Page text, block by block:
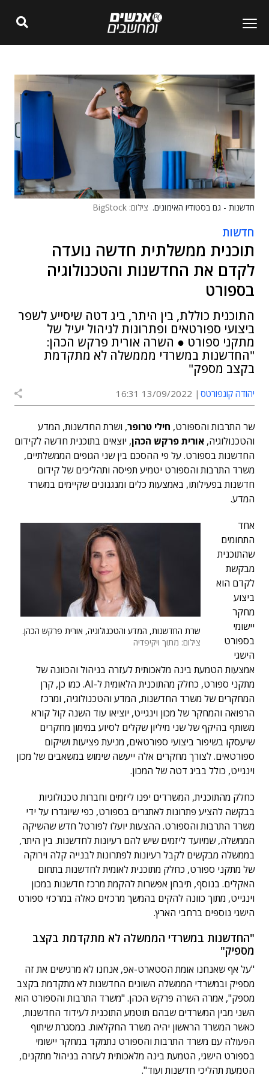
חדשנות - גם בסטודיו האימונים. צילום: BigStock
חדשות
תוכנית ממשלתית חדשה נועדה
לקדם את החדשנות והטכנולוגיה
בספורט
התוכנית כוללת, בין היתר, ביג דטה שיסייע לשפר
ביצועי ספורטאים ופתרונות לניהול יעיל של
מתקני ספורט ● השרה אורית פרקש הכהן:
"החדשנות במשרדי מממשלה לא מתקדמת
בקצב מספק"
יהודה קונפורטס 13/09/2022 16:31
שר התרבות והספורט, חילי טרופר, ושרת החדשנות, המדע
והטכנולוגיה, אורית פרקש הכהן, יוצאים בתוכנית חדשה לקידום
החדשנות בספורט. על פי ההסכם בין שני הגופים הממשלתיים,
משרד התרבות והספורט יטמיע תפיסה ותהליכים של קידום
חדשנות בפעילותו, באמצעות כלים ומנגנונים שקיימים במשרד
המדע.
שרת החדשנות, המדע והטכנולוגיה, אורית פרקש הכהן.
צילום: מתוך ויקיפדיה
אחד
התחומים
שהתוכנית
מבקשת
לקדם הוא
ביצוע
מחקר
יישומי
בספורט
הישגי
אמצעות הטמעת בינה מלאכותית לעזרה בניהול והכוונה של
מתקני ספורט, כחלק מהתוכנית הלאומית ל-AI. כמו כן, קרן
המחקרים של משרד החדשנות, המדע והטכנולוגיה, ומרכז
הרפואה והמחקר של מכון וינגייט, יוציאו עוד השנה קול קורא
משותף בהיקף של שני מיליון שקלים לסיוע במימון מחקרים
שיעסקו בשיפור ביצועי ספורטאים, מניעת פציעות ושיקום
ספורטאים. לצורך מחקרים אלה ייעשה שימוש במשאבים של מכון
וינגייט, כולל בביג דטה של המכון.
כחלק מהתוכנית, המשרדים יפנו ליזמים וחברות טכנולוגיות
בבקשה להציע פתרונות לאתגרים בספורט, כפי שיוגדרו על ידי
משרד התרבות והספורט. ההצעות יועלו לפורטל חדש שהשיקה
הממשלה, שמיועד ליזמים שיש להם רעיונות לחדשנות. בין היתר,
בממשלה מבקשים לקבל רעיונות לפתרונות לבנייה קלה וירוקה
של מתקני ספורט, כחלק מתוכנית לאומית לחדשנות בתחום
האקלים. בנוסף, תיבחן אפשרות להקמת מרכז חדשנות במכון
וינגייט, מתוך כוונה להקים בהמשך מרכזים כאלה במרכזי ספורט
הישגי נוספים ברחבי הארץ.
"החדשנות במשרדי הממשלה לא מתקדמת בקצב
מספיק"
"על אף שאנחנו אומת הסטארט-אפ, אנחנו לא מרגישים את זה
מספיק ובמשרדי הממשלה השונים החדשנות לא מתקדמת בקצב
מספק", אמרה השרה פרקש הכהן. "משרד התרבות והספורט הוא
השני מבין המשרדים שבהם תוטמע התוכנית לעידוד החדשנות,
כאשר המשרד הראשון יהיה משרד החקלאות. במסגרת שיתוף
הפעולה עם משרד התרבות והספורט נתמקד במחקר יישומי
בספורט הישגי, הטמעת בינה מלאכותית לעזרה בניהול מתקנים,
הטמעת תהליכי חדשנות ועוד".